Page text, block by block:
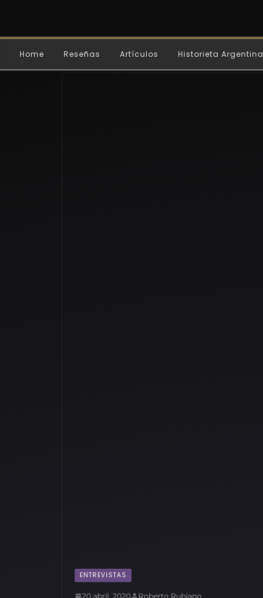
Home Reseñas Artículos Historieta Argentina
ENTREVISTAS
20 abril, 2020 Roberto Rubiano